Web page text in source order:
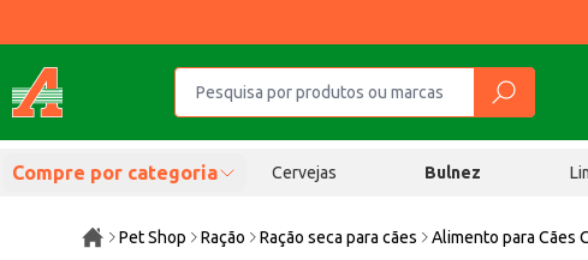
Compre por categoria Cervejas Bulnez
Pet Shop Ração Ração seca para cães Alimento para Cães